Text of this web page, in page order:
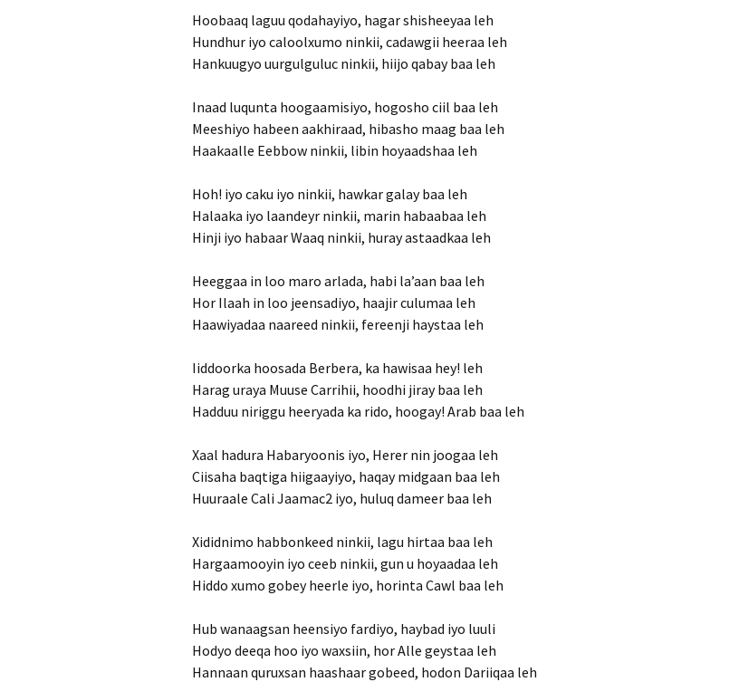
Hoobaaq laguu qodahayiyo, hagar shisheeyaa leh
Hundhur iyo caloolxumo ninkii, cadawgii heeraa leh
Hankuugyo uurgulguluc ninkii, hiijo qabay baa leh
Inaad luqunta hoogaamisiyo, hogosho ciil baa leh
Meeshiyo habeen aakhiraad, hibasho maag baa leh
Haakaalle Eebbow ninkii, libin hoyaadshaa leh
Hoh! iyo caku iyo ninkii, hawkar galay baa leh
Halaaka iyo laandeyr ninkii, marin habaabaa leh
Hinji iyo habaar Waaq ninkii, huray astaadkaa leh
Heeggaa in loo maro arlada, habi la’aan baa leh
Hor Ilaah in loo jeensadiyo, haajir culumaa leh
Haawiyadaa naareed ninkii, fereenji haystaa leh
Iiddoorka hoosada Berbera, ka hawisaa hey! leh
Harag uraya Muuse Carrihii, hoodhi jiray baa leh
Hadduu niriggu heeryada ka rido, hoogay! Arab baa leh
Xaal hadura Habaryoonis iyo, Herer nin joogaa leh
Ciisaha baqtiga hiigaayiyo, haqay midgaan baa leh
Huuraale Cali Jaamac2 iyo, huluq dameer baa leh
Xididnimo habbonkeed ninkii, lagu hirtaa baa leh
Hargaamooyin iyo ceeb ninkii, gun u hoyaadaa leh
Hiddo xumo gobey heerle iyo, horinta Cawl baa leh
Hub wanaagsan heensiyo fardiyo, haybad iyo luuli
Hodyo deeqa hoo iyo waxsiin, hor Alle geystaa leh
Hannaan quruxsan haashaar gobeed, hodon Dariiqaa leh